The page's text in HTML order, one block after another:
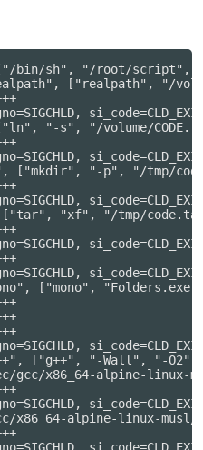
bin/sh", "/root/script", "/
["realpath", "/
"-s", "/volume/
["mkdir", "-p", "/tmp/
"xf", "/tmp/
["mono",
["g++", "-Wall", "-O2",
gcc/x86_64-alpine-linux-
x86_64-alpine-linux-